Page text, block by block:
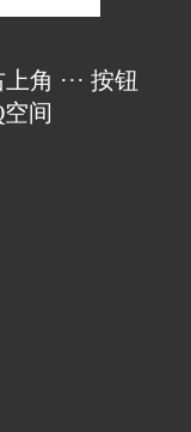
角 ··· 按钮
间